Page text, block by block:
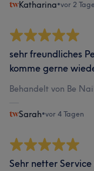
Katharina•vor 2
sehr freundliches
komme gerne
Behandelt von Be
Sarah•vor 4 Tagen
Sehr netter